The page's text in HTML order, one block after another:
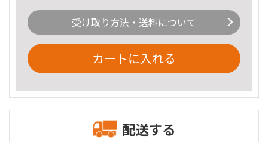
受け取り方法・送料について
カートに入れる
配送する